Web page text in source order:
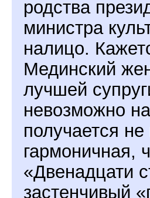
родства
министра
налицо.
Мединский
лучшей
невозможно
получается
гармоничная,
«Двенадцати
застенчивый